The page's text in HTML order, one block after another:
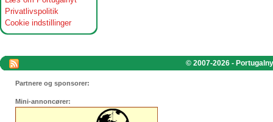
Privatlivspolitik
Cookie indstillinger
© 2007-2026 -
Partnere og sponsorer:
Mini-annoncører: